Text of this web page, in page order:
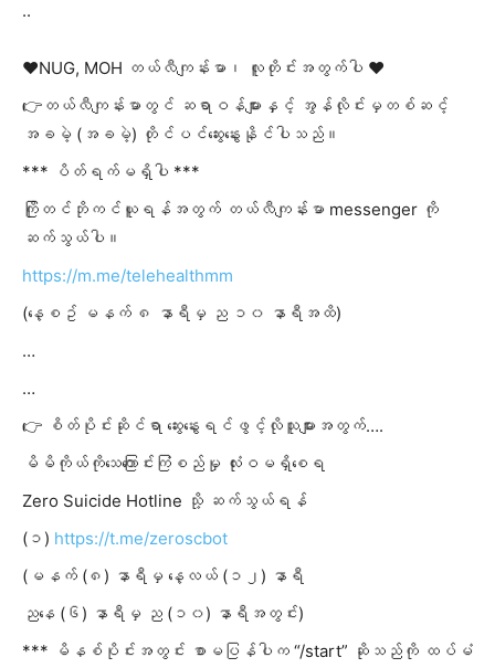
..
❤️NUG, MOH တယ်လီကျန်းမာ၊ လူတိုင်းအတွက်ပါ ❤️
👉တယ်လီကျန်းမာတွင် ဆရာဝန်များနှင့် အွန်လိုင်းမှတစ်ဆင့်
အခမဲ့ (အခမဲ့) တိုင်ပင်ဆွေးနွေးနိုင်ပါသည်။
*** ပိတ်ရက်မရှိပါ ***
ကြိုတင်ဘိုကင်ယူရန်အတွက် တယ်လီကျန်းမာ messenger ကို
ဆက်သွယ်ပါ။
https://m.me/telehealthmm
(နေ့စဥ် မနက် ၈ နာရီမှ ည ၁၀ နာရီအထိ)
…
…
👉 စိတ်ပိုင်းဆိုင်ရာ ဆွေးနွေးရင်ဖွင့်လိုသူများအတွက်….
မိမိကိုယ်ကိုသေကြောင်းကြံစည်မှု လုံးဝမရှိစေရ
Zero Suicide Hotline သို့ ဆက်သွယ်ရန်
(၁) https://t.me/zeroscbot
(မနက် (၈) နာရီမှ နေ့လယ် (၁၂) နာရီ
ညနေ (၆) နာရီမှ ည (၁၀) နာရီအတွင်း)
*** မိနစ်ပိုင်းအတွင်း စာမပြန်ပါက “/start” ဆိုသည်ကို ထပ်မံ